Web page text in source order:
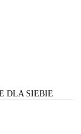
DLA SIEBIE